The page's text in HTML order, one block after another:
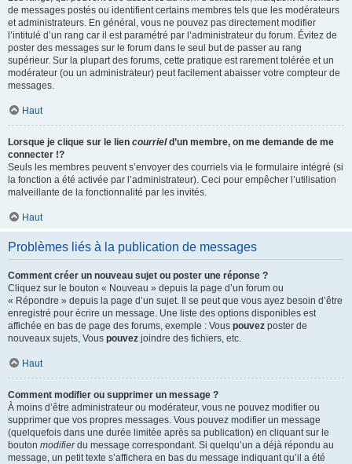
de messages postés ou identifient certains membres tels que les modérateurs
et administrateurs. En général, vous ne pouvez pas directement modifier
l’intitulé d’un rang car il est paramétré par l’administrateur du forum. Évitez de
poster des messages sur le forum dans le seul but de passer au rang
supérieur. Sur la plupart des forums, cette pratique est rarement tolérée et un
modérateur (ou un administrateur) peut facilement abaisser votre compteur de
messages.
Haut
Lorsque je clique sur le lien courrield’un membre, on me demande de me
connecter !?
Seuls les membres peuvent s’envoyer des courriels via le formulaire intégré (si
la fonction a été activée par l’administrateur). Ceci pour empêcher l’utilisation
malveillante de la fonctionnalité par les invités.
Haut
Problèmes liés à la publication de messages
Comment créer un nouveau sujet ou poster une réponse ?
Cliquez sur le bouton « Nouveau » depuis la page d’un forum ou
« Répondre » depuis la page d’un sujet. Il se peut que vous ayez besoin d’être
enregistré pour écrire un message. Une liste des options disponibles est
affichée en bas de page des forums, exemple : Vous pouvez poster de
nouveaux sujets, Vous pouvez joindre des fichiers, etc.
Haut
Comment modifier ou supprimer un message ?
À moins d’être administrateur ou modérateur, vous ne pouvez modifier ou
supprimer que vos propres messages. Vous pouvez modifier un message
(quelquefois dans une durée limitée après sa publication) en cliquant sur le
bouton modifierdu message correspondant. Si quelqu’un a déjà répondu au
message, un petit texte s’affichera en bas du message indiquant qu’il a été